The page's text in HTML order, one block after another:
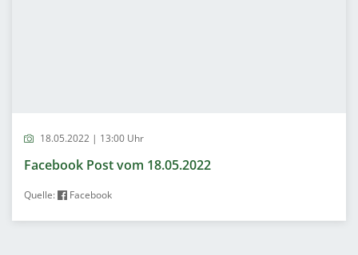
18.05.2022 | 13:00 Uhr
Facebook Post vom 18.05.2022
Quelle: Facebook